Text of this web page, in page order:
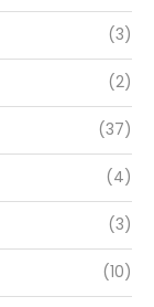
(3)
(2)
(37)
(4)
(3)
(10)